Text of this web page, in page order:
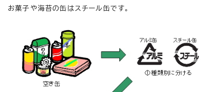
お菓子や海苔の缶はスチール缶です。